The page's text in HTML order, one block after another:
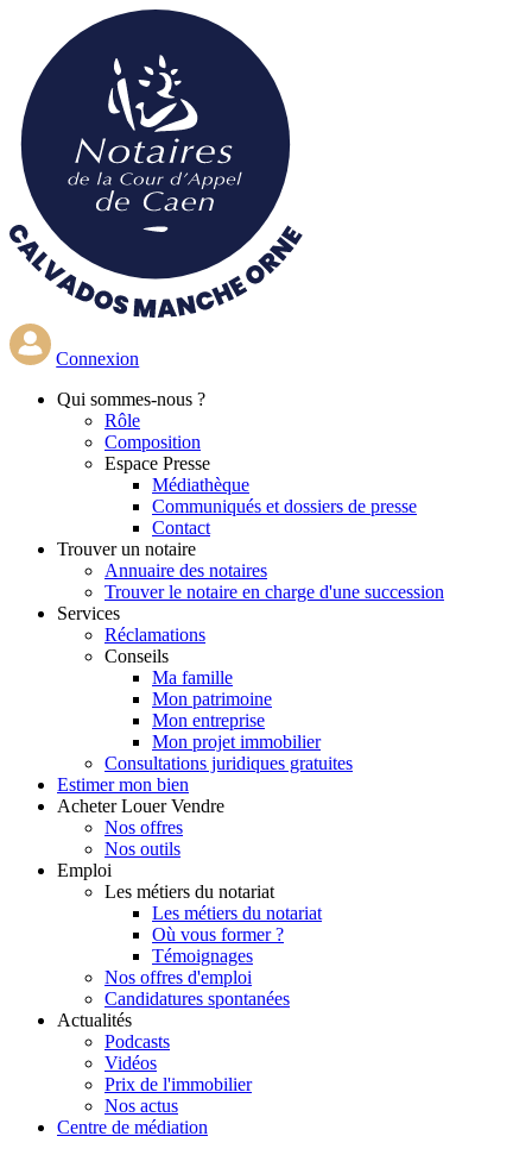
contenu
principal
Connexion
Qui sommes-nous ?
Rôle
Composition
Espace Presse
Médiathèque
Communiqués et dossiers de presse
Contact
Trouver un notaire
Annuaire des notaires
Trouver le notaire en charge d'une succession
Services
Réclamations
Conseils
Ma famille
Mon patrimoine
Mon entreprise
Mon projet immobilier
Consultations juridiques gratuites
Estimer mon bien
Acheter Louer Vendre
Nos offres
Nos outils
Emploi
Les métiers du notariat
Les métiers du notariat
Où vous former ?
Témoignages
Nos offres d'emploi
Candidatures spontanées
Actualités
Podcasts
Vidéos
Prix de l'immobilier
Nos actus
Centre de médiation